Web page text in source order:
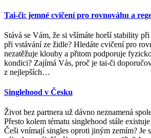
Tai-či: jemné cvičení pro rovnováhu a
Stává se Vám, že si všímáte horší stability
při vstávání ze židle? Hledáte cvičení pro
nezatěžuje klouby a přitom podporuje
kondici? Zajímá Vás, proč je tai-či
z nejlepších…
Singlehood v Česku
Život bez partnera už dávno neznamená
Přesto kolem tématu singlehood stále
Češi vnímají singles oproti jiným zemím? Je